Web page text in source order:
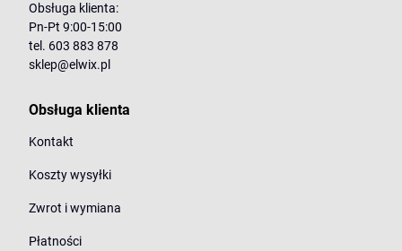
Obsługa klienta:
Pn-Pt 9:00-15:00
tel. 603 883 878
sklep@elwix.pl
Obsługa klienta
Kontakt
Koszty wysyłki
Zwrot i wymiana
Płatności